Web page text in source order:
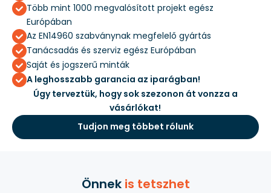
Több mint 1000 megvalósított projekt egész
Európában
Az EN14960 szabványnak megfelelő gyártás
Tanácsadás és szerviz egész Európában
Saját és jogszerű minták
A leghosszabb garancia az iparágban!
Úgy terveztük, hogy sok szezonon át vonzza a
vásárlókat!
Tudjon meg többet rólunk
Önnek is tetszhet